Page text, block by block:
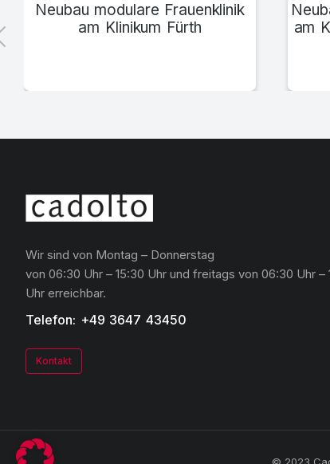
Neubau modulare Frauenklinik
am Klinikum Fürth
am
Wir sind von Montag – Donnerstag
von 06:30 Uhr – 15:30 Uhr und freitags von 06:30 Uhr –
Uhr erreichbar.
Telefon: +49 3647 43450
Kontakt